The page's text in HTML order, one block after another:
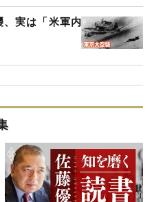
実は「米軍内